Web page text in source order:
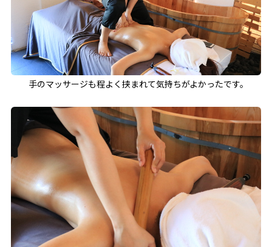
手のマッサージも程よく挟まれて気持ちがよかったです。